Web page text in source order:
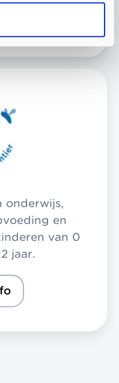
onderwijs,
en
van 0
jaar.